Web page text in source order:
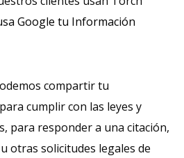
Google tu Información
compartir tu
cumplir con las leyes y
para responder a una citación,
otras solicitudes legales de